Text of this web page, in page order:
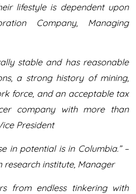
lifestyle is dependent upon
Company, Managing
stable and has reasonable
a strong history of mining,
force, and an acceptable tax
company with more than
President
in potential is in Columbia.” –
institute, Manager
from endless tinkering with